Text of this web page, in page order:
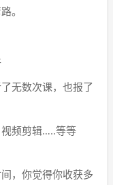
。
无数次课，也报了
频剪辑…..等等
，你觉得你收获多